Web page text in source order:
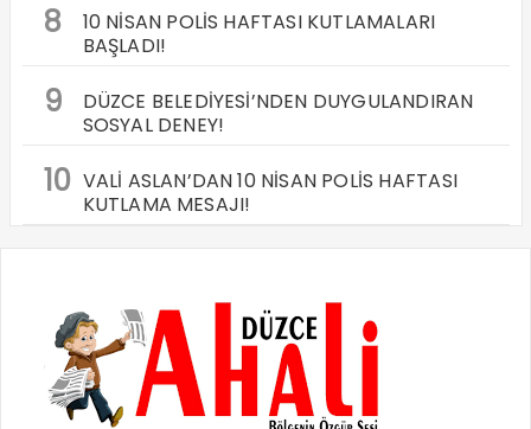
8
10 NİSAN POLİS HAFTASI KUTLAMALARI
BAŞLADI!
9
DÜZCE BELEDİYESİ’NDEN DUYGULANDIRAN
SOSYAL DENEY!
10 VALİ ASLAN’DAN 10 NİSAN POLİS HAFTASI
KUTLAMA MESAJI!